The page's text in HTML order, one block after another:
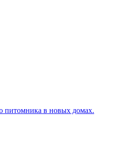
питомника в новых домах.